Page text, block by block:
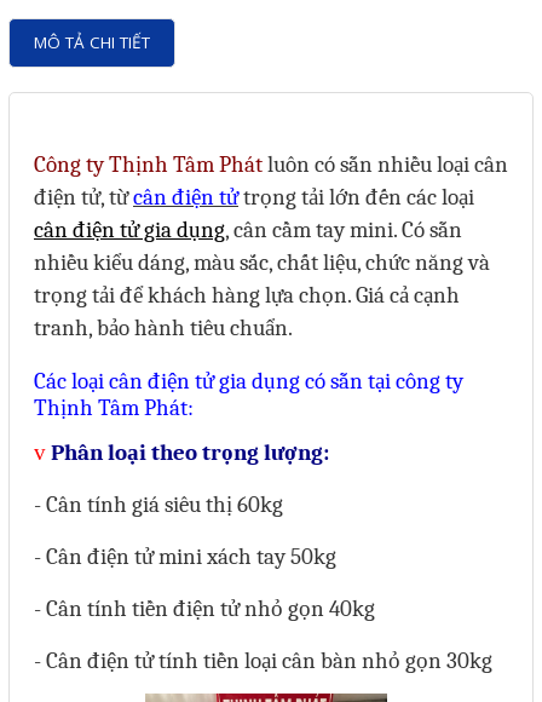
MÔ TẢ CHI TIẾT
Công ty Thịnh Tâm Phátluôn có sẵn nhiều loại cân
điện tử, từcân điện tửtrọng tải lớn đến các loại
cân điện tử gia dụng, cân cầm tay mini. Có sẵn
nhiều kiểu dáng, màu sắc, chất liệu, chức năng và
trọng tải để khách hàng lựa chọn. Giá cả cạnh
tranh, bảo hành tiêu chuẩn.
Các loại cân điện tử gia dụng có sẵn tại công ty
Thịnh Tâm Phát:
vPhân loại theo trọng lượng:
- Cân tính giá siêu thị 60kg
- Cân điện tử mini xách tay 50kg
- Cân tính tiền điện tử nhỏ gọn 40kg
- Cân điện tử tính tiền loại cân bàn nhỏ gọn 30kg
Cân Điện Tử
Thiết bị điều khiển và giám
sát
Thiết bị cảnh báo
Thiết bị đo lường - Cảm biến
Bộ điều khiển nhiệt độ
Bộ đếm - Bộ hẹn giờ
Phụ kiện lắp tủ điện
Dịch vụ
Thiết kế phần mềm giám sát